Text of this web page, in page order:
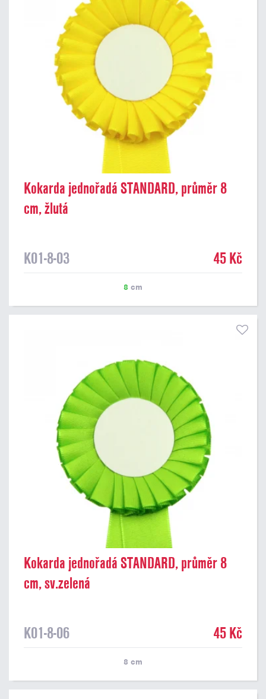
Kokarda jednořadá STANDARD, průměr 8
cm, žlutá
K01-8-03 45 Kč
8 cm
Kokarda jednořadá STANDARD, průměr 8
cm, sv.zelená
K01-8-06 45 Kč
8 cm